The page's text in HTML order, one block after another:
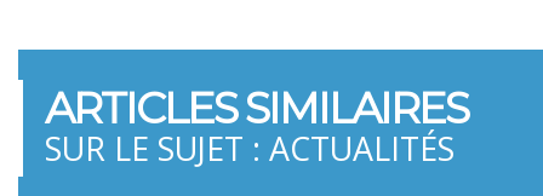
ARTICLES SIMILAIRES
SUR LE SUJET : ACTUALITÉS